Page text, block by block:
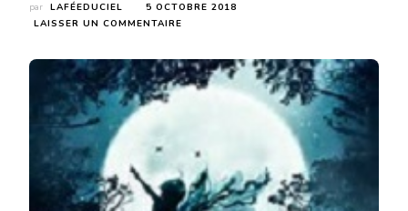
par LAFÉEDUCIEL
5 OCTOBRE 2018
LAISSER UN COMMENTAIRE
LA
LUNE
2018